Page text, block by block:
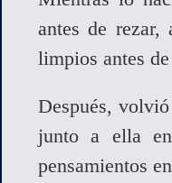
antes de rezar,
limpios antes
Después,
junto a ella
pensamientos